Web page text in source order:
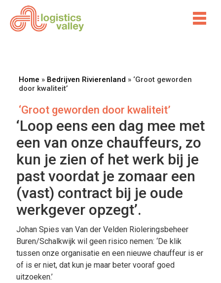
Home » Bedrijven Rivierenland » ‘Groot geworden
door kwaliteit’
‘Groot geworden door kwaliteit’
‘Loop eens een dag mee met
een van onze chauffeurs, zo
kun je zien of het werk bij je
past voordat je zomaar een
(vast) contract bij je oude
werkgever opzegt’.
Johan Spies van Van der Velden Rioleringsbeheer
Buren/Schalkwijk wil geen risico nemen: ‘De klik
tussen onze organisatie en een nieuwe chauffeur is er
of is er niet, dat kun je maar beter vooraf goed
uitzoeken.’